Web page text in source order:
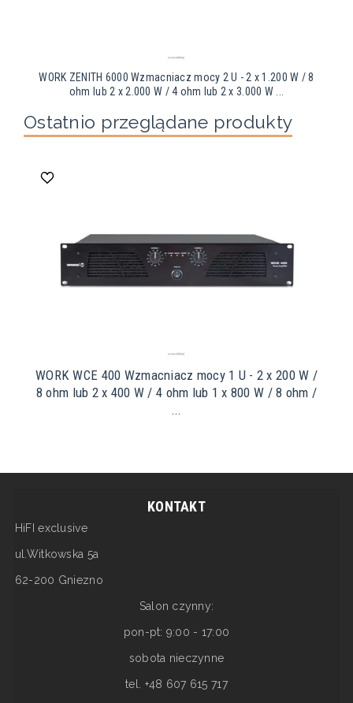
WORK ZENITH 6000 Wzmacniacz mocy 2 U - 2 x 1.200 W / 8
ohm lub 2 x 2.000 W / 4 ohm lub 2 x 3.000 W ...
Ostatnio przeglądane produkty
WORK WCE 400 Wzmacniacz mocy 1 U - 2 x 200 W /
8 ohm lub 2 x 400 W / 4 ohm lub 1 x 800 W / 8 ohm /
...
KONTAKT
HiFI exclusive
ul.Witkowska 5a
62-200 Gniezno
Salon czynny:
pon-pt: 9:00 - 17:00
sobota nieczynne
tel. +48 607 615 717